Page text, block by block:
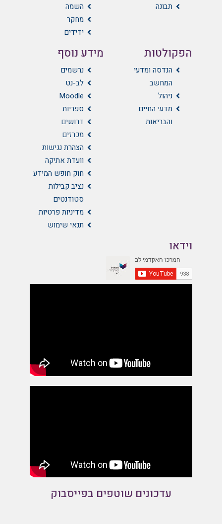
תבונה
הפקולטות
הנדסה ומדעי
המחשב
ניהול
מדעי החיים
והבריאות
השמה
מחקר
ידידים
מידע נוסף
נרשמים
לב-נט
Moodle
ספריות
דרושים
מכרזים
הצהרת נגישות
וועדת אתיקה
חוק חופש המידע
נציב קבילות
סטודנטים
מדיניות פרטיות
תנאי שימוש
וידאו
עדכונים שוטפים בפייסבוק